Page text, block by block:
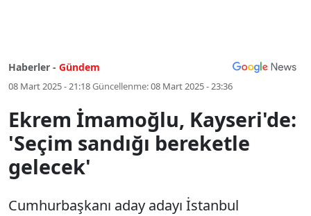
Haberler - Gündem
08 Mart 2025 - 21:18Güncellenme:08 Mart 2025 - 23:36
Ekrem İmamoğlu, Kayseri'de:
'Seçim sandığı bereketle
gelecek'
Cumhurbaşkanı aday adayı İstanbul